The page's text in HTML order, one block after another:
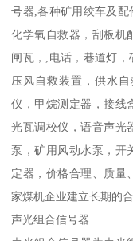
号器,各种矿用绞车及配
化学氧自救器，刮板机
闸瓦，,电话，巷道灯，
压风自救装置，供水
仪，甲烷测定器，接线
光瓦调校仪，语音声光
泵，矿用风动水泵，开
定器，价格合理、质量
家煤机企业建立长期的合
声光组合信号器